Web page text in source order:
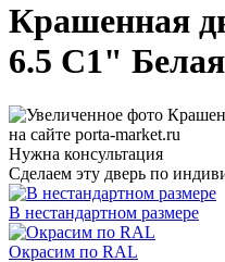
Крашенная
6.5 С1" Белая
Нужна консультация
Сделаем эту дверь по
В нестандартном размере
Окрасим по RAL